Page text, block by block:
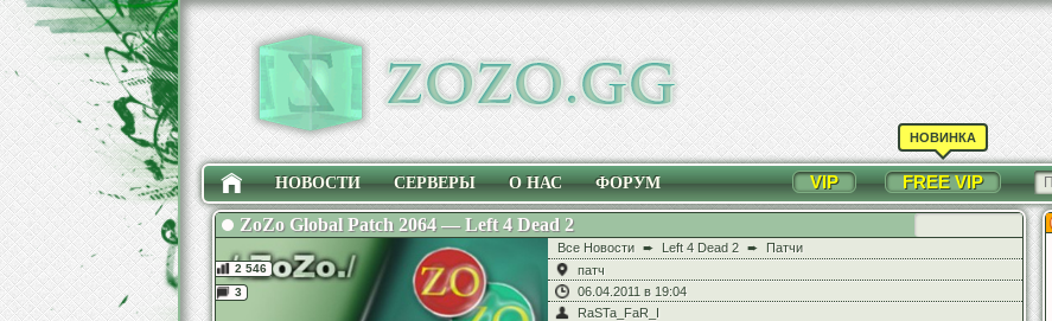
НОВОСТИ СЕРВЕРЫ О НАС ФОРУМ FREE VIP
НОВИНКА
VIP
ZoZo Global Patch 2064 — Left 4 Dead 2
Все Новости ➨ Left 4 Dead 2 ➨
Патчи
патч
06.04.2011 в 19:04
RaSTa_FaR_I
2 546
3